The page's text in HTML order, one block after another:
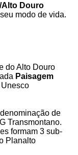
Alto Douro
modo de vida.
do Alto Douro
Paisagem
de
Transmontano.
formam 3 sub-
Planalto